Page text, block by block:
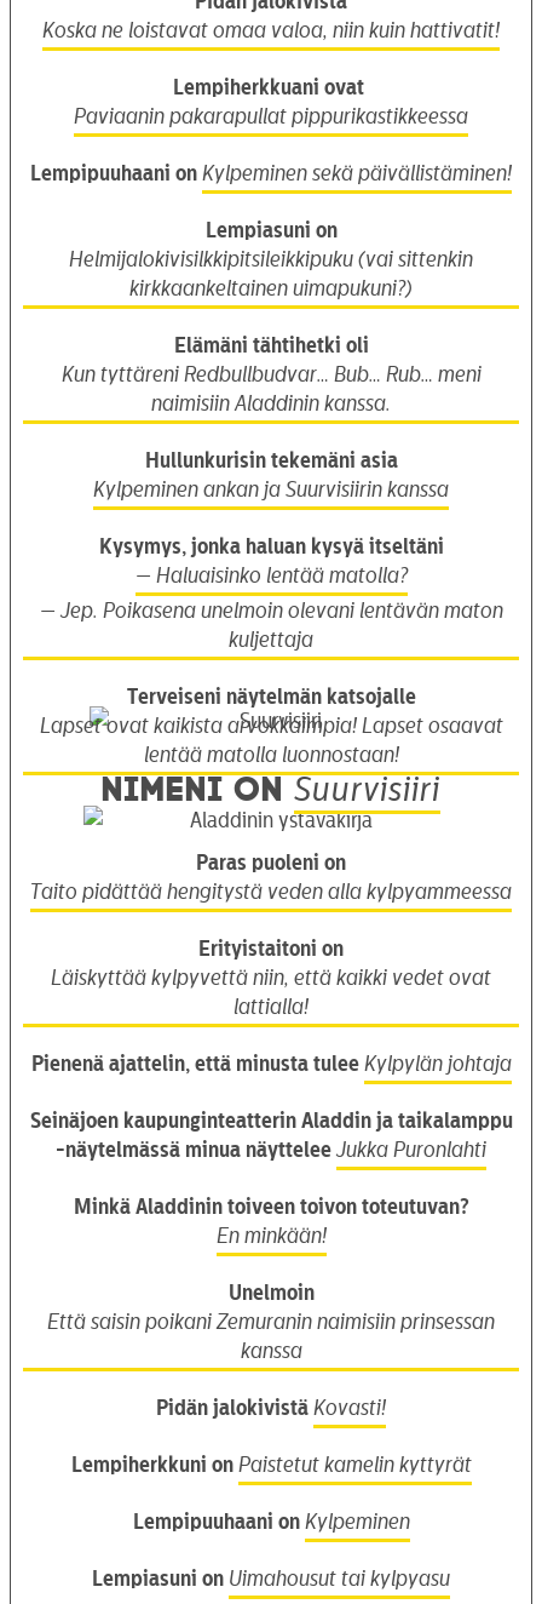
Koska ne loistavat omaa valoa, niin kuin hattivatit!
Lempiherkkuani ovat
Paviaanin pakarapullat pippurikastikkeessa
Lempipuuhaani on Kylpeminen sekä päivällistäminen!
Lempiasuni on
Helmijalokivisilkkipitsileikkipuku (vai sittenkin
kirkkaankeltainen uimapukuni?)
Elämäni tähtihetki oli
Kun tyttäreni Redbullbudvar… Bub… Rub… meni
naimisiin Aladdinin kanssa.
Hullunkurisin tekemäni asia
Kylpeminen ankan ja Suurvisiirin kanssa
Kysymys, jonka haluan kysyä itseltäni
— Haluaisinko lentää matolla?
— Jep. Poikasena unelmoin olevani lentävän maton
kuljettaja
Terveiseni näytelmän katsojalle
Lapset ovat kaikista arvokkaimpia! Lapset osaavat
lentää matolla luonnostaan!
Nimeni onSuurvisiiri
Paras puoleni on
Taito pidättää hengitystä veden alla kylpyammeessa
Erityistaitoni on
Läiskyttää kylpyvettä niin, että kaikki vedet ovat
lattialla!
Pienenä ajattelin, että minusta tulee Kylpylän johtaja
Seinäjoen kaupunginteatterin Aladdin ja taikalamppu
-näytelmässä minua näyttelee Jukka Puronlahti
Minkä Aladdinin toiveen toivon toteutuvan?
En minkään!
Unelmoin
Että saisin poikani Zemuranin naimisiin prinsessan
kanssa
Pidän jalokivistä Kovasti!
Lempiherkkuni on Paistetut kamelin kyttyrät
Lempipuuhaani on Kylpeminen
Lempiasuni on Uimahousut tai kylpyasu